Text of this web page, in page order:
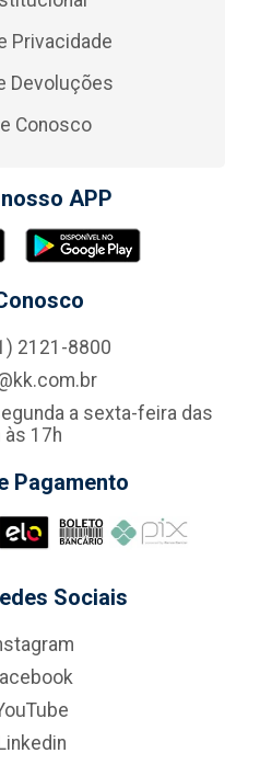
Privacidade
Devoluções
Conosco
APP
2121-8800
a sexta-feira das
às 17h
Pagamento
Sociais